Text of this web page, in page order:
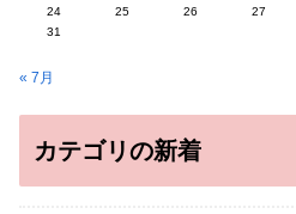
24
25 26 27
31
« 7月
カテゴリの新着